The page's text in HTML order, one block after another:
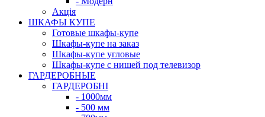
Акція
ШКАФЫ КУПЕ
Готовые шкафы-купе
Шкафы-купе на заказ
Шкафы-купе угловые
Шкафы-купе с нишей под телевизор
ГАРДЕРОБНЫЕ
ГАРДЕРОБНІ
- 1000мм
- 500 мм